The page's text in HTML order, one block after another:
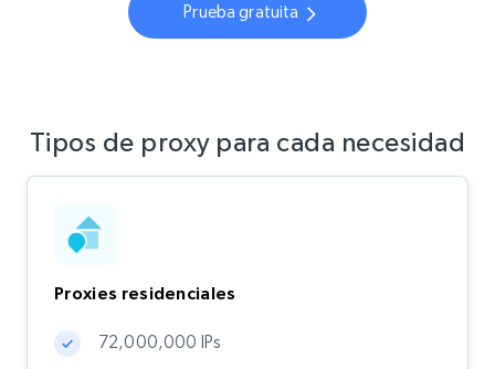
Prueba gratuita
Tipos de proxy para cada necesidad
Proxies residenciales
72,000,000 IPs